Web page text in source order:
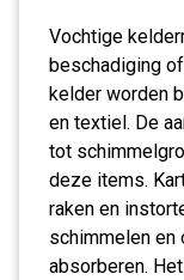
Vochtige
beschadiging
kelder worden
en textiel. De
tot
deze items.
raken en
schimmelen en
absorberen.